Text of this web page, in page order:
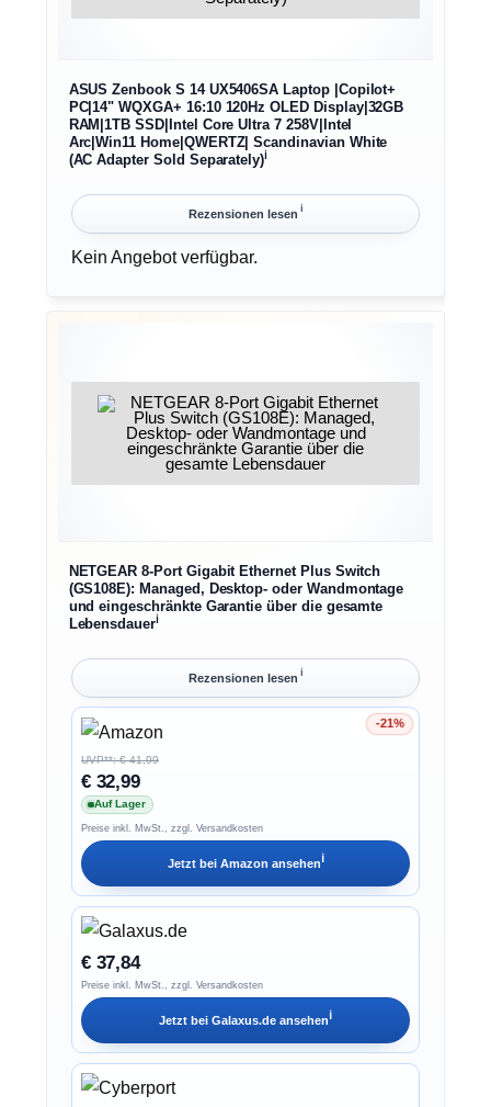
ASUS Zenbook S 14 UX5406SA Laptop |Copilot+
PC|14" WQXGA+ 16:10 120Hz OLED Display|32GB
RAM|1TB SSD|Intel Core Ultra 7 258V|Intel
Arc|Win11 Home|QWERTZ| Scandinavian White
(AC Adapter Sold Separately)ℹ︎
Rezensionen lesen ℹ︎
Kein Angebot verfügbar.
NETGEAR 8-Port Gigabit Ethernet Plus Switch
(GS108E): Managed, Desktop- oder Wandmontage
und eingeschränkte Garantie über die gesamte
Lebensdauerℹ︎
Rezensionen lesen ℹ︎
-21%
Ersparnis 21%
UVP**: € 41,99
€ 32,99
Auf Lager
Preise inkl. MwSt., zzgl. Versandkosten
Jetzt bei Amazon ansehenℹ︎
€ 37,84
Preise inkl. MwSt., zzgl. Versandkosten
Jetzt bei Galaxus.de ansehenℹ︎